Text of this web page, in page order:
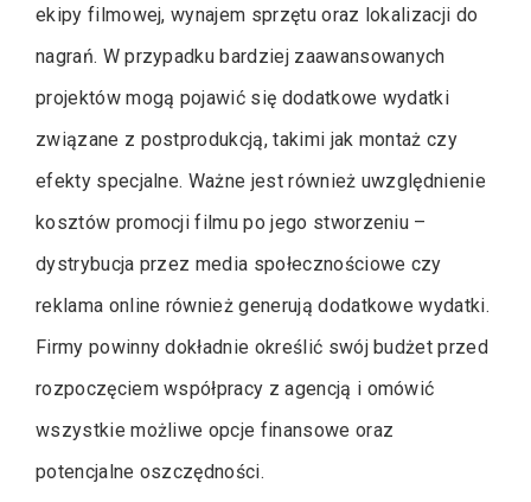
ekipy filmowej, wynajem sprzętu oraz lokalizacji do
nagrań. W przypadku bardziej zaawansowanych
projektów mogą pojawić się dodatkowe wydatki
związane z postprodukcją, takimi jak montaż czy
efekty specjalne. Ważne jest również uwzględnienie
kosztów promocji filmu po jego stworzeniu –
dystrybucja przez media społecznościowe czy
reklama online również generują dodatkowe wydatki.
Firmy powinny dokładnie określić swój budżet przed
rozpoczęciem współpracy z agencją i omówić
wszystkie możliwe opcje finansowe oraz
potencjalne oszczędności.